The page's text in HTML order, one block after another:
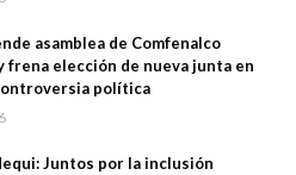
asamblea de Comfenalco
frena elección de nueva junta en
política
Juntos por la inclusión